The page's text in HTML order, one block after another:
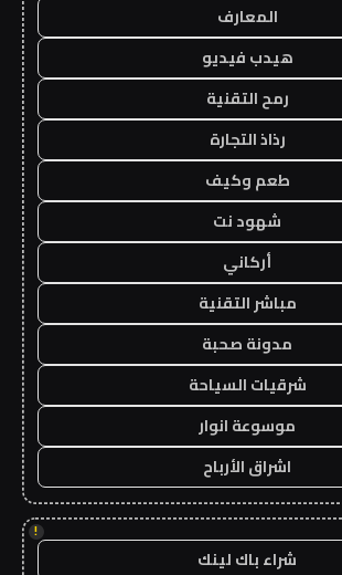
المعارف
هيدب فيديو
رمح التقنية
رذاذ التجارة
طعم وكيف
شهود نت
أركاني
مباشر التقنية
مدونة صحبة
شرقيات السياحة
موسوعة انوار
اشراق الأرباح
!
شراء باك لينك